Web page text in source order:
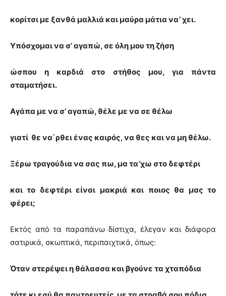
κορίτσι με ξανθά μαλλιά και μαύρα μάτια να’ χει.
Υπόσχομαι να σ’ αγαπώ, σε όλη μου τη ζήση
ώσπου η καρδιά στο στήθος μου, για πάντα
σταματήσει.
Αγάπα με να σ’ αγαπώ, θέλε με να σε θέλω
γιατί θε να΄ρθει ένας καιρός, να θες και να μη θέλω.
Ξέρω τραγούδια να σας πω, μα τα’χω στο δεφτέρι
και το δεφτέρι είναι μακριά και ποιος θα μας το
φέρει;
Εκτός από τα παραπάνω δίστιχα, έλεγαν και διάφορα
σατιρικά, σκωπτικά, περιπαιχτικά, όπως:
Όταν στερέψει η θάλασσα και βγούνε τα χταπόδια